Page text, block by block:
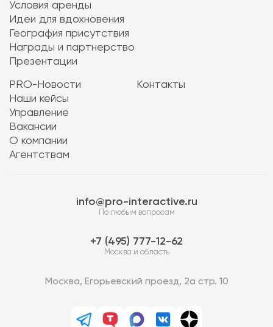
Условия аренды
Идеи для вдохновения
География присутствия
Награды и партнерство
Презентации
PRO-Новости
Наши кейсы
Управление
Вакансии
О компании
Агентствам
Контакты
info@pro-interactive.ru
По любым вопросам
7 (495) 777-12-62
Москва и область
Москва, Егорьевский проезд, 2а стр. 10